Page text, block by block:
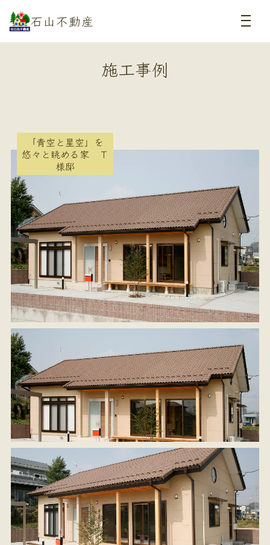
石山不動産
施工事例
「青空と星空」を
悠々と眺める家 Ｔ
様邸